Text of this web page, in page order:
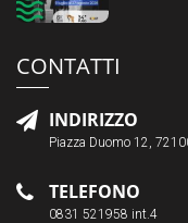
CONTATTI
INDIRIZZO
Piazza Duomo 12,
TELEFONO
0831 521958 int.4